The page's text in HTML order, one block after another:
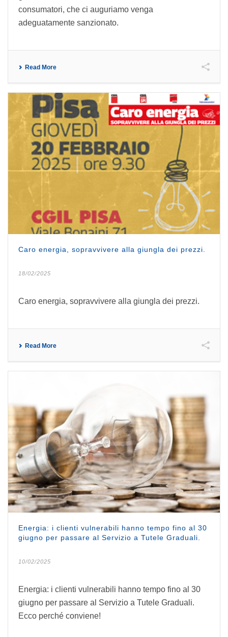
consumatori, che ci auguriamo venga
adeguatamente sanzionato.
Read More
Caro energia, sopravvivere alla giungla dei prezzi.
18/02/2025
Caro energia, sopravvivere alla giungla dei prezzi.
Read More
Energia: i clienti vulnerabili hanno tempo fino al 30
giugno per passare al Servizio a Tutele Graduali.
10/02/2025
Energia: i clienti vulnerabili hanno tempo fino al 30
giugno per passare al Servizio a Tutele Graduali.
Ecco perché conviene!